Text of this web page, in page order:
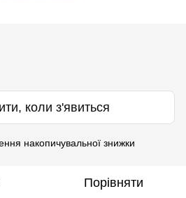
коли з'явиться
накопичувальної знижки
Порівняти